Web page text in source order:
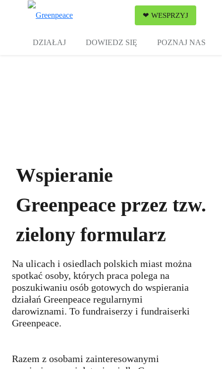
❤ WESPRZYJ
DZIAŁAJ DOWIEDZ SIĘ POZNAJ NAS
Wspieranie
Greenpeace przez tzw.
zielony formularz
Na ulicach i osiedlach polskich miast można
spotkać osoby, których praca polega na
poszukiwaniu osób gotowych do wspierania
działań Greenpeace regularnymi
darowiznami. To fundraiserzy i fundraiserki
Greenpeace.
Razem z osobami zainteresowanymi